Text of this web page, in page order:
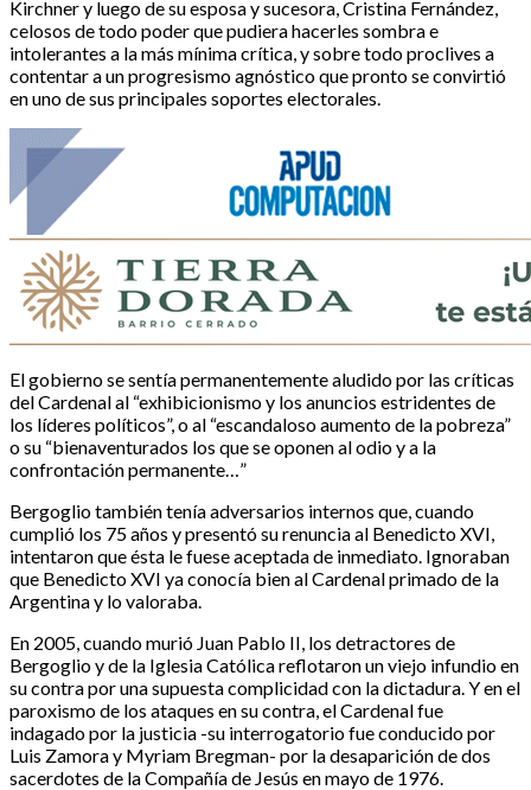
Kirchner y luego de su esposa y sucesora, Cristina Fernández,
celosos de todo poder que pudiera hacerles sombra e
intolerantes a la más mínima crítica, y sobre todo proclives a
contentar a un progresismo agnóstico que pronto se convirtió
en uno de sus principales soportes electorales.
El gobierno se sentía permanentemente aludido por las críticas
del Cardenal al “exhibicionismo y los anuncios estridentes de
los líderes políticos”, o al “escandaloso aumento de la pobreza”
o su “bienaventurados los que se oponen al odio y a la
confrontación permanente…”
Bergoglio también tenía adversarios internos que, cuando
cumplió los 75 años y presentó su renuncia al Benedicto XVI,
intentaron que ésta le fuese aceptada de inmediato. Ignoraban
que Benedicto XVI ya conocía bien al Cardenal primado de la
Argentina y lo valoraba.
En 2005, cuando murió Juan Pablo II, los detractores de
Bergoglio y de la Iglesia Católica reflotaron un viejo infundio en
su contra por una supuesta complicidad con la dictadura. Y en el
paroxismo de los ataques en su contra, el Cardenal fue
indagado por la justicia -su interrogatorio fue conducido por
Luis Zamora y Myriam Bregman- por la desaparición de dos
sacerdotes de la Compañía de Jesús en mayo de 1976.